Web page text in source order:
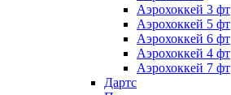
Аэрохоккей 3 фт
Аэрохоккей 5 фт
Аэрохоккей 6 фт
Аэрохоккей 4 фт
Аэрохоккей 7 фт
Дартс